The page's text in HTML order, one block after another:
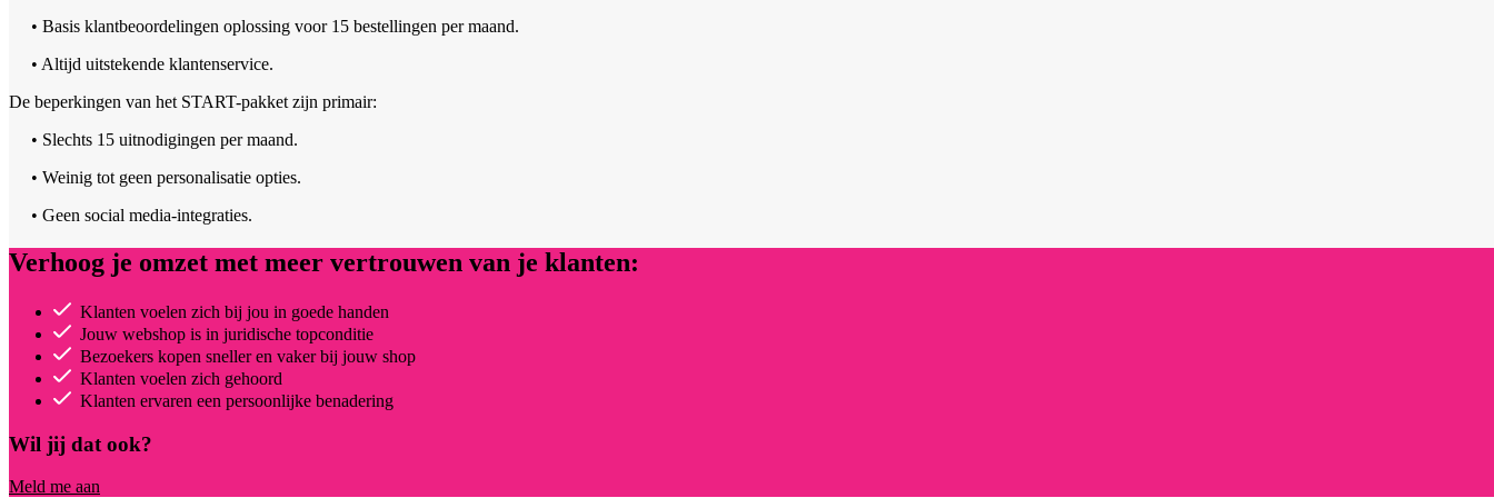
• Basis klantbeoordelingen oplossing voor 15 bestellingen per maand.
• Altijd uitstekende klantenservice.
De beperkingen van het START-pakket zijn primair:
• Slechts 15 uitnodigingen per maand.
• Weinig tot geen personalisatie opties.
• Geen social media-integraties.
Verhoog je omzet met meer vertrouwen van je klanten:
Klanten voelen zich bij jou in goede handen
Jouw webshop is in juridische topconditie
Bezoekers kopen sneller en vaker bij jouw shop
Klanten voelen zich gehoord
Klanten ervaren een persoonlijke benadering
Wil jij dat ook?
Meld me aan